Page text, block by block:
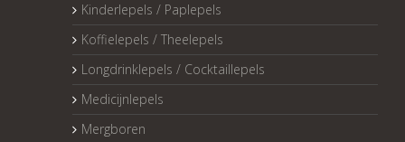
Kinderlepels / Paplepels
Koffielepels / Theelepels
Longdrinklepels / Cocktaillepels
Medicijnlepels
Mergboren